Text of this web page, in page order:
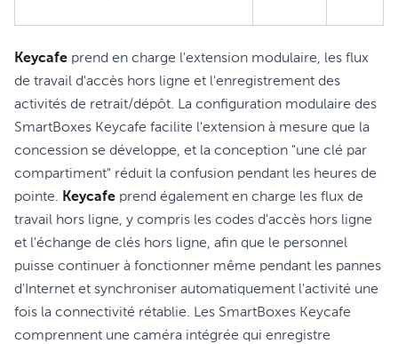
Keycafe prend en charge l'extension modulaire, les flux
de travail d'accès hors ligne et l'enregistrement des
activités de retrait/dépôt. La configuration modulaire des
SmartBoxes Keycafe facilite l'extension à mesure que la
concession se développe, et la conception "une clé par
compartiment" réduit la confusion pendant les heures de
pointe. Keycafe prend également en charge les flux de
travail hors ligne, y compris les codes d'accès hors ligne
et l'échange de clés hors ligne, afin que le personnel
puisse continuer à fonctionner même pendant les pannes
d'Internet et synchroniser automatiquement l'activité une
fois la connectivité rétablie. Les SmartBoxes Keycafe
comprennent une caméra intégrée qui enregistre